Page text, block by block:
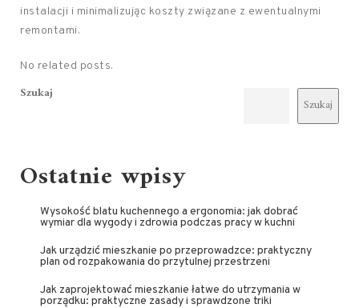
instalacji i minimalizując koszty związane z ewentualnymi
remontami.
No related posts.
Szukaj
Szukaj
Ostatnie wpisy
Wysokość blatu kuchennego a ergonomia: jak dobrać
wymiar dla wygody i zdrowia podczas pracy w kuchni
Jak urządzić mieszkanie po przeprowadzce: praktyczny
plan od rozpakowania do przytulnej przestrzeni
Jak zaprojektować mieszkanie łatwe do utrzymania w
porządku: praktyczne zasady i sprawdzone triki